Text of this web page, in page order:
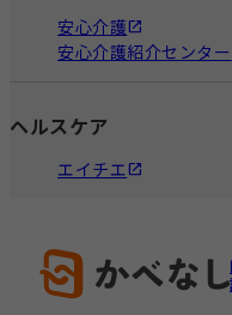
安心介護
安心介護紹介センター
ヘルスケア
エイチエ